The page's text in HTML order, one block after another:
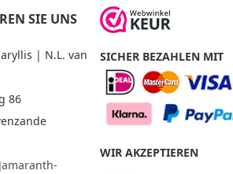
SIE UNS
| N.L. van
86
SICHER BEZAHLEN MIT
WIR AKZEPTIEREN